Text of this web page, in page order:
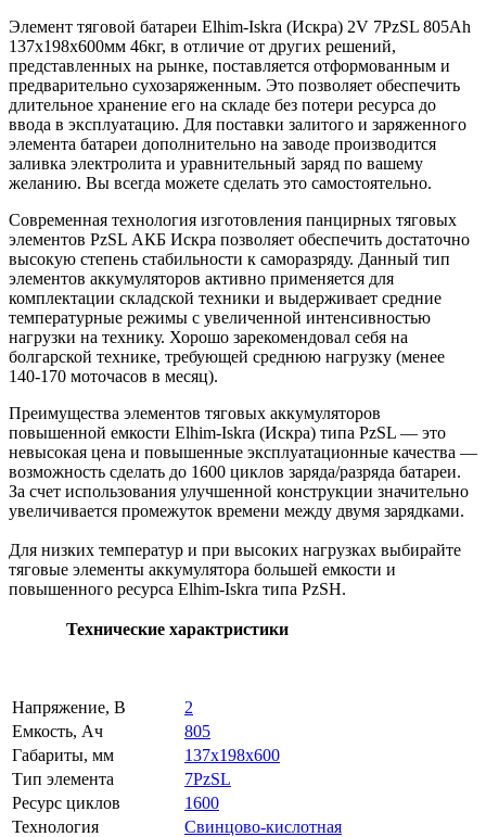
Элемент тяговой батареи Elhim-Iskra (Искра) 2V 7PzSL 805Ah
137x198x600мм 46кг, в отличие от других решений,
представленных на рынке, поставляется отформованным и
предварительно сухозаряженным. Это позволяет обеспечить
длительное хранение его на складе без потери ресурса до
ввода в эксплуатацию. Для поставки залитого и заряженного
элемента батареи дополнительно на заводе производится
заливка электролита и уравнительный заряд по вашему
желанию. Вы всегда можете сделать это самостоятельно.
Современная технология изготовления панцирных тяговых
элементов PzSL АКБ Искра позволяет обеспечить достаточно
высокую степень стабильности к саморазряду. Данный тип
элементов аккумуляторов активно применяется для
комплектации складской техники и выдерживает средние
температурные режимы с увеличенной интенсивностью
нагрузки на технику. Хорошо зарекомендовал себя на
болгарской технике, требующей среднюю нагрузку (менее
140-170 моточасов в месяц).
Преимущества элементов тяговых аккумуляторов
повышенной емкости Elhim-Iskra (Искра) типа PzSL — это
невысокая цена и повышенные эксплуатационные качества —
возможность сделать до 1600 циклов заряда/разряда батареи.
За счет использования улучшенной конструкции значительно
увеличивается промежуток времени между двумя зарядками.
Для низких температур и при высоких нагрузках выбирайте
тяговые элементы аккумулятора большей емкости и
повышенного ресурса Elhim-Iskra типа PzSH.
Технические характристики
Напряжение, В
2
Емкость, Ач
805
Габариты, мм
137x198x600
Тип элемента
7PzSL
Ресурс циклов
1600
Технология
Свинцово-кислотная